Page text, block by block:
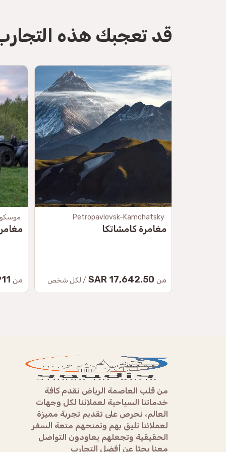
directions
قد تعجبك هذه
Petropavlovsk-Kamchatsky
مغامرة كامشاتكا
من 17,642.50 SAR / لكل شخص
موسكو
من
من قلب العاصمة الرياض نقدم كافة
خدماتنا السياحية لعملائنا لكل وجهات
العالم، نحرص على تقديم تجربة مميزة
لعملائنا تليق بهم وتمنحهم متعة السفر
الحقيقية وتجعلهم يعاودون التواصل
معنا بحثا عن أفضل التجارب